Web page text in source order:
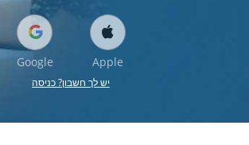
Apple
Google
יש לך חשבון? כניסה